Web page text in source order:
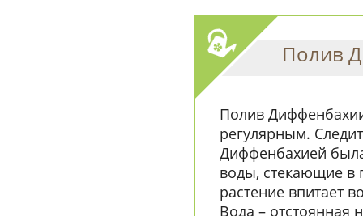
Полив
Полив
регулярным.
Диффенбахией
воды, стекающие в
растение впитает
Вода – отстоянная